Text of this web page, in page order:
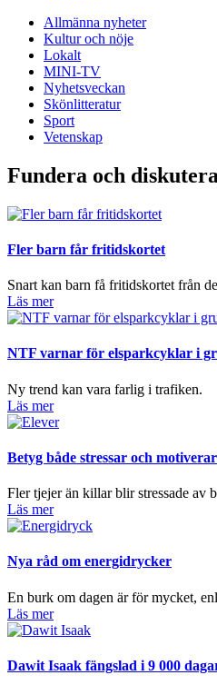
Allmänna nyheter
Kultur och nöje
Lokalt
MINI-TV
Nyhetsveckan
Skönlitteratur
Sport
Vetenskap
Fundera och diskutera
Fler barn får fritidskortet
Snart kan barn få fritidskortet från
Läs mer
NTF varnar för elsparkcyklar i
Ny trend kan vara farlig i trafiken.
Läs mer
Betyg både stressar och motiverar
Fler tjejer än killar blir stressade av
Läs mer
Nya råd om energidrycker
En burk om dagen är för mycket,
Läs mer
Dawit Isaak fängslad i 9 000